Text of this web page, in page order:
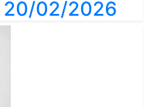
02/2026